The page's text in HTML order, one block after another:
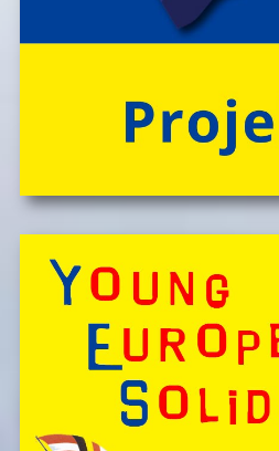
'CateringInsel' frisch
Mahlzeiten!
Spontan anfragen,